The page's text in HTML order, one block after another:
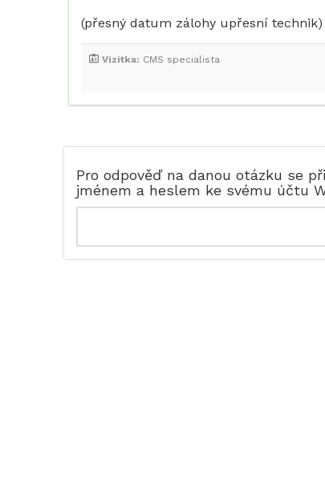
(přesný datum zálohy upřesní technik)
Vizitka: CMS specialista
Pro odpověď na danou otázku se
jménem a heslem ke svému účtu